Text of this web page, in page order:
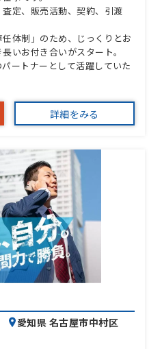
定、販売活動、契約、引渡
体制」のため、じっくりとお
いお付き合いがスタート。
ートナーとして活躍していた
詳細をみる
愛知県 名古屋市中村区